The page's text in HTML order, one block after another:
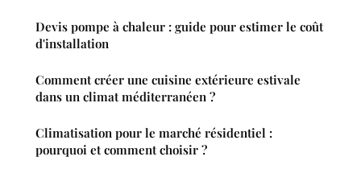
Devis pompe à chaleur : guide pour estimer le coût
d'installation
Comment créer une cuisine extérieure estivale
dans un climat méditerranéen ?
Climatisation pour le marché résidentiel :
pourquoi et comment choisir ?